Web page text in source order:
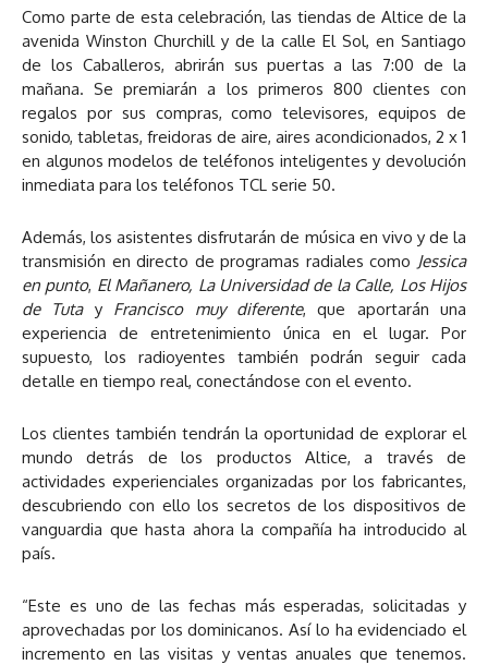
Como parte de esta celebración, las tiendas de Altice de la
avenida Winston Churchill y de la calle El Sol, en Santiago
de los Caballeros, abrirán sus puertas a las 7:00 de la
mañana. Se premiarán a los primeros 800 clientes con
regalos por sus compras, como televisores, equipos de
sonido, tabletas, freidoras de aire, aires acondicionados, 2 x 1
en algunos modelos de teléfonos inteligentes y devolución
inmediata para los teléfonos TCL serie 50.
Además, los asistentes disfrutarán de música en vivo y de la
transmisión en directo de programas radiales como Jessica
en punto, El Mañanero, La Universidad de la Calle, Los Hijos
de Tutay Francisco muy diferente, que aportarán una
experiencia de entretenimiento única en el lugar. Por
supuesto, los radioyentes también podrán seguir cada
detalle en tiempo real, conectándose con el evento.
Los clientes también tendrán la oportunidad de explorar el
mundo detrás de los productos Altice, a través de
actividades experienciales organizadas por los fabricantes,
descubriendo con ello los secretos de los dispositivos de
vanguardia que hasta ahora la compañía ha introducido al
país.
“Este es uno de las fechas más esperadas, solicitadas y
aprovechadas por los dominicanos. Así lo ha evidenciado el
incremento en las visitas y ventas anuales que tenemos.